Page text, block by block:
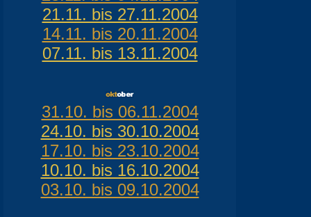
21.11. bis 27.11.2004
14.11. bis 20.11.2004
07.11. bis 13.11.2004
31.10. bis 06.11.2004
24.10. bis 30.10.2004
17.10. bis 23.10.2004
10.10. bis 16.10.2004
03.10. bis 09.10.2004